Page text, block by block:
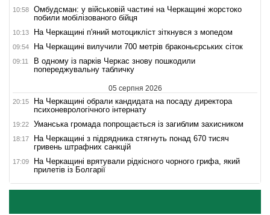
10:58
Омбудсман: у військовій частині на Черкащині жорстоко
побили мобілізованого бійця
10:13 На Черкащині п'яний мотоцикліст зіткнувся з мопедом
09:54 На Черкащині вилучили 700 метрів браконьєрських сіток
09:11
В одному із парків Черкас знову пошкодили
попереджувальну табличку
05 серпня 2026
20:15
На Черкащині обрали кандидата на посаду директора
психоневрологічного інтернату
19:22 Уманська громада попрощається із загиблим захисником
18:17
На Черкащині з підрядника стягнуть понад 670 тисяч
гривень штрафних санкцій
17:09
На Черкащині врятували рідкісного чорного грифа, який
прилетів із Болгарії